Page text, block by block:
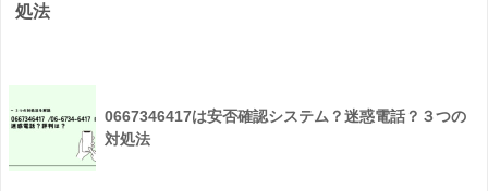
処法
0667346417は安否確認システム？迷惑電話？３つの
対処法